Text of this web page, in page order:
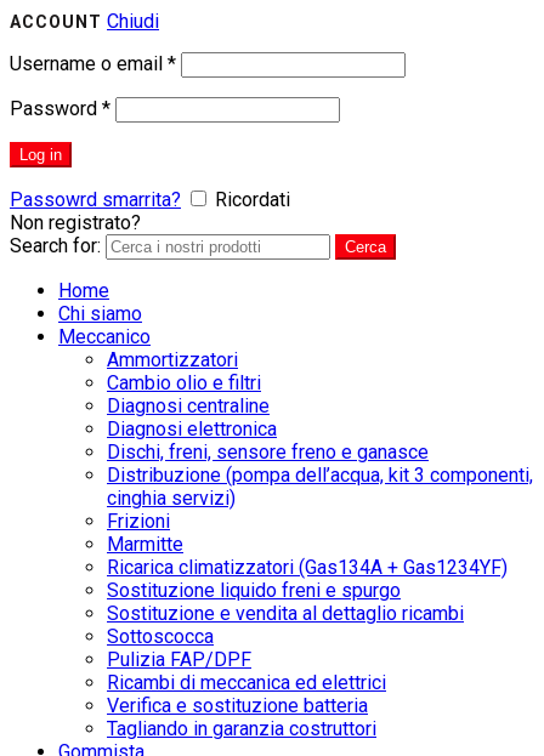
ACCOUNT Chiudi
Username o email *
Password *
Log in
Passowrd smarrita?
Ricordati
Non registrato?
Search for:
Cerca
Home
Chi siamo
Meccanico
Ammortizzatori
Cambio olio e filtri
Diagnosi centraline
Diagnosi elettronica
Dischi, freni, sensore freno e ganasce
Distribuzione (pompa dell’acqua, kit 3 componenti,
cinghia servizi)
Frizioni
Marmitte
Ricarica climatizzatori (Gas134A + Gas1234YF)
Sostituzione liquido freni e spurgo
Sostituzione e vendita al dettaglio ricambi
Sottoscocca
Pulizia FAP/DPF
Ricambi di meccanica ed elettrici
Verifica e sostituzione batteria
Tagliando in garanzia costruttori